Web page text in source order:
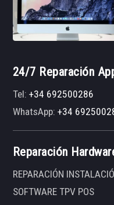
24/7 Reparación
Tel:+34 692500286
WhatsApp:+34
Reparación
REPARACIÓN
SOFTWARE TPV POS